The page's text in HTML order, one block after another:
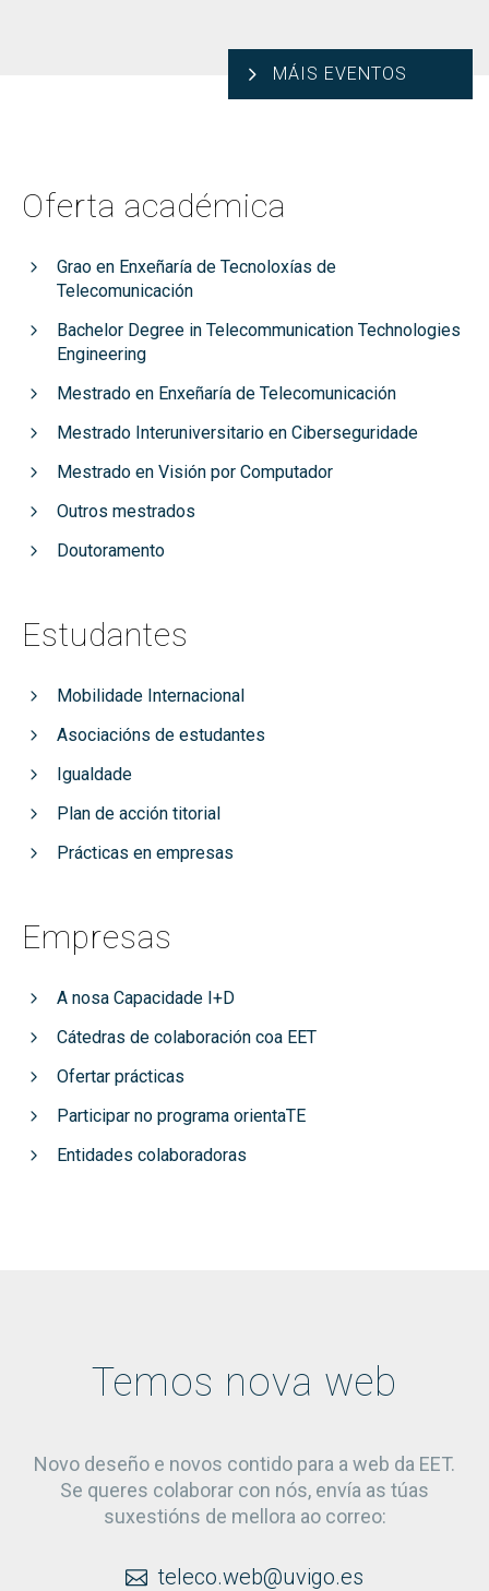
MÁIS EVENTOS
Oferta académica
Grao en Enxeñaría de Tecnoloxías de
Telecomunicación
Bachelor Degree in Telecommunication Technologies
Engineering
Mestrado en Enxeñaría de Telecomunicación
Mestrado Interuniversitario en Ciberseguridade
Mestrado en Visión por Computador
Outros mestrados
Doutoramento
Estudantes
Mobilidade Internacional
Asociacións de estudantes
Igualdade
Plan de acción titorial
Prácticas en empresas
Empresas
A nosa Capacidade I+D
Cátedras de colaboración coa EET
Ofertar prácticas
Participar no programa orientaTE
Entidades colaboradoras
Temos nova web
Novo deseño e novos contido para a web da EET.
Se queres colaborar con nós, envía as túas
suxestións de mellora ao correo:
teleco.web@uvigo.es